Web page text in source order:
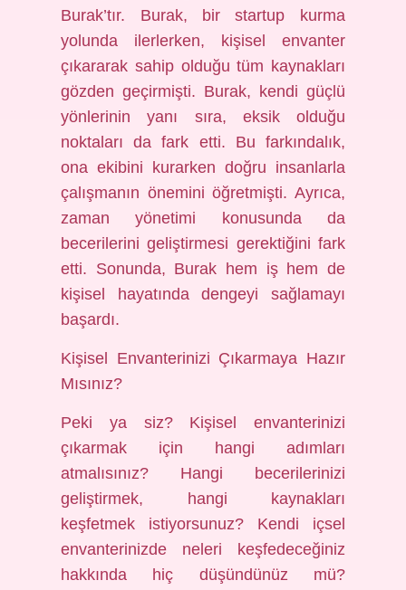
Burak’tır. Burak, bir startup kurma
yolunda ilerlerken, kişisel envanter
çıkararak sahip olduğu tüm kaynakları
gözden geçirmişti. Burak, kendi güçlü
yönlerinin yanı sıra, eksik olduğu
noktaları da fark etti. Bu farkındalık,
ona ekibini kurarken doğru insanlarla
çalışmanın önemini öğretmişti. Ayrıca,
zaman yönetimi konusunda da
becerilerini geliştirmesi gerektiğini fark
etti. Sonunda, Burak hem iş hem de
kişisel hayatında dengeyi sağlamayı
başardı.
Kişisel Envanterinizi Çıkarmaya Hazır
Mısınız?
Peki ya siz? Kişisel envanterinizi
çıkarmak için hangi adımları
atmalısınız? Hangi becerilerinizi
geliştirmek, hangi kaynakları
keşfetmek istiyorsunuz? Kendi içsel
envanterinizde neleri keşfedeceğiniz
hakkında hiç düşündünüz mü?